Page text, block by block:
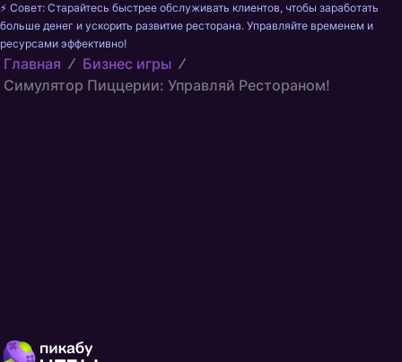
⚡ Совет: Старайтесь быстрее обслуживать клиентов, чтобы заработать
больше денег и ускорить развитие ресторана. Управляйте временем и
Главная
Бизнес игры
Симулятор Пиццерии: Управляй Рестораном!